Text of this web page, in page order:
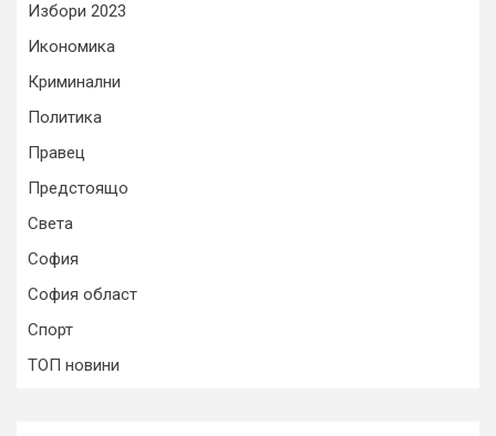
Избори 2023
Икономика
Криминални
Политика
Правец
Предстоящо
Света
София
София област
Спорт
ТОП новини